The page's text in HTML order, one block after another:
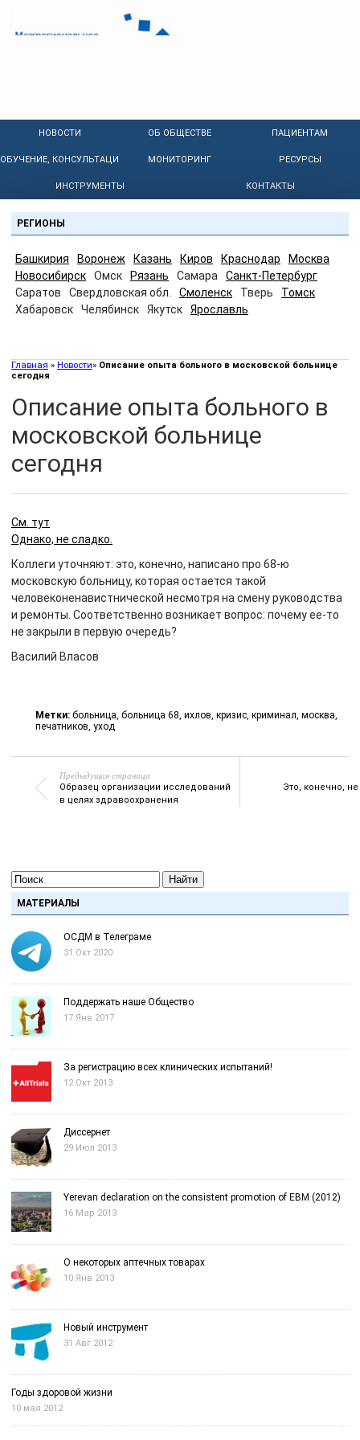
НОВОСТИ ОБ ОБЩЕСТВЕ ПАЦИЕНТАМ
ОБУЧЕНИЕ, КОНСУЛЬТАЦИИ МОНИТОРИНГ РЕСУРСЫ
ИНСТРУМЕНТЫ КОНТАКТЫ
РЕГИОНЫ
Башкирия Воронеж Казань Киров Краснодар
Москва
Новосибирск
Омск Рязань Самара
Санкт-Петербург
Саратов
Свердловская обл. Смоленск Тверь
Томск
Хабаровск
Челябинск Якутск Ярославль
Главная » Новости» Описание опыта больного в московской больнице
cегодня
Описание опыта больного в
московской больнице
cегодня
См. тут
Однако, не сладко.
Коллеги уточняют: это, конечно, написано про 68-ю
московскую больницу, которая остается такой
человеконенавистнической несмотря на смену руководства
и ремонты. Соответственно возникает вопрос: почему ее-то
не закрыли в первую очередь?
Василий Власов
Метки: больница, больница 68, ихлов, кризис, криминал, москва,
печатников, уход
Предыдущая страница
Образец организации исследований
в целях здравоохранения
Это, конечно,
Найти
МАТЕРИАЛЫ
ОСДМ в Телеграме
31 Окт 2020
Поддержать наше Общество
17 Янв 2017
За регистрацию всех клинических испытаний!
12 Окт 2013
Диссернет
29 Июл 2013
Yerevan declaration on the consistent promotion of EBM (2012)
16 Мар 2013
О некоторых аптечных товарах
10 Янв 2013
Новый инструмент
31 Авг 2012
Годы здоровой жизни
10 мая 2012